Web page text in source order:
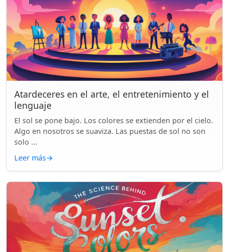
Atardeceres en el arte, el entretenimiento y el
lenguaje
El sol se pone bajo. Los colores se extienden por el cielo.
Algo en nosotros se suaviza. Las puestas de sol no son
solo ...
Leer más→